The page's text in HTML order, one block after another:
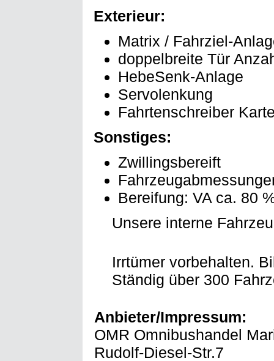
Exterieur:
Matrix / Fahrziel-
doppelbreite Tür
HebeSenk-Anlage
Servolenkung
Fahrtenschreiber
Sonstiges:
Zwillingsbereift
Bereifung: VA ca. 80
Unsere interne
Irrtümer vorbehalten.
Ständig über 300
Anbieter/Impressum:
OMR Omnibushandel
Rudolf-Diesel-Str.7